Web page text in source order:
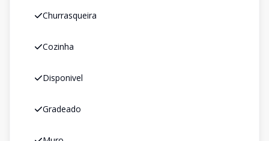
Churrasqueira
Cozinha
Disponivel
Gradeado